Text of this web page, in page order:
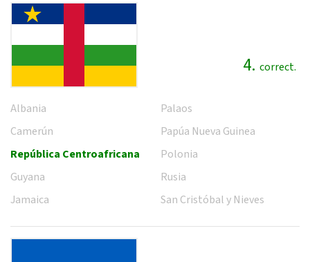
4. correct.
Albania
Camerún
República Centroafricana
Guyana
Jamaica
Palaos
Papúa Nueva Guinea
Polonia
Rusia
San Cristóbal y Nieves